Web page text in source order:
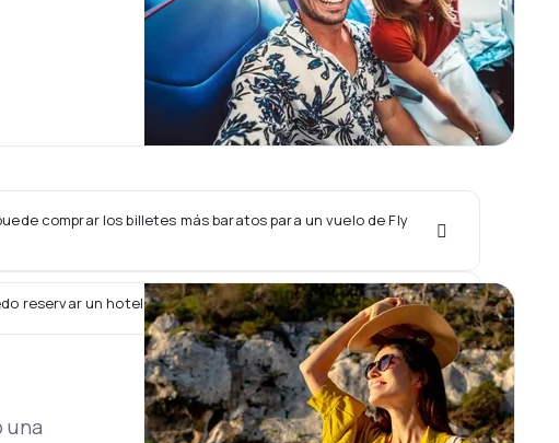
comprar los billetes más baratos para un vuelo de Fly
reservar un hotel junto con un vuelo de Fly Jinnah?
una